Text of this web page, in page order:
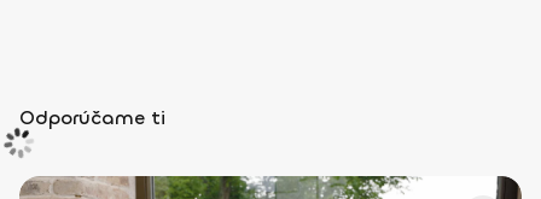
Odporúčame ti